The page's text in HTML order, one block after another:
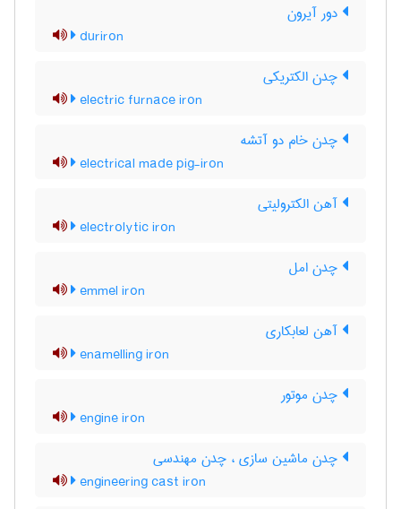
دور آیرون
duriron
چدن الکتریکی
electric furnace iron
چدن خام دو آتشه
electrical made pig-iron
آهن الکترولیتی
electrolytic iron
چدن امل
emmel iron
آهن لعابکاری
enamelling iron
چدن موتور
engine iron
چدن ماشین سازی ، چدن مهندسی
engineering cast iron